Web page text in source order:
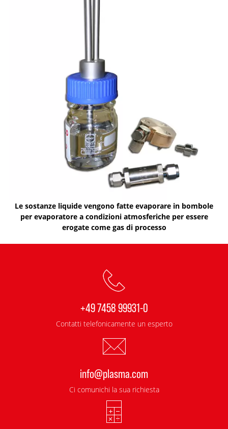
Le sostanze liquide vengono fatte evaporare in bombole
per evaporatore a condizioni atmosferiche per essere
erogate come gas di processo
+49 7458 99931-0
Contatti telefonicamente un esperto
info@plasma.com
Ci comunichi la sua richiesta